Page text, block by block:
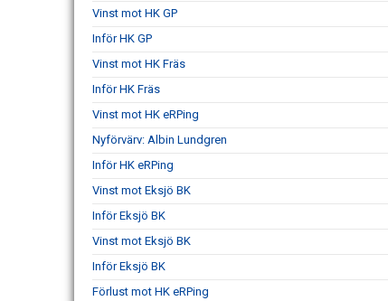
Vinst mot HK GP
Inför HK GP
Vinst mot HK Fräs
Inför HK Fräs
Vinst mot HK eRPing
Nyförvärv: Albin Lundgren
Inför HK eRPing
Vinst mot Eksjö BK
Inför Eksjö BK
Vinst mot Eksjö BK
Inför Eksjö BK
Förlust mot HK eRPing